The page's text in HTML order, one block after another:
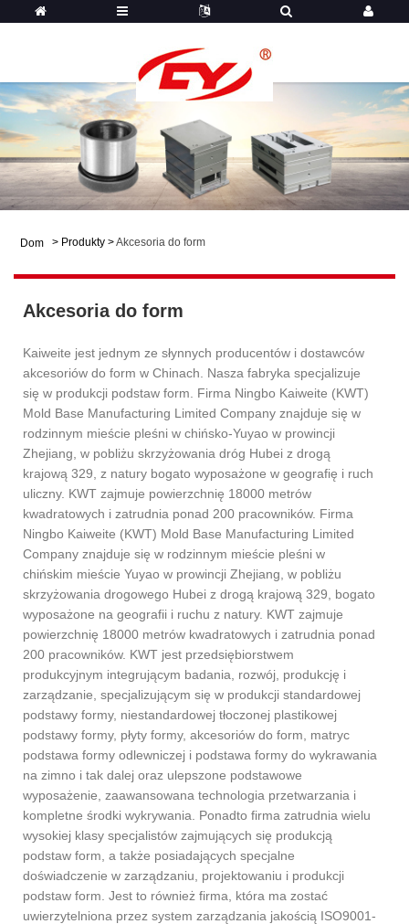
Dom > Produkty >Akcesoria do form
Akcesoria do form
Kaiweite jest jednym ze słynnych producentów i dostawców
akcesoriów do form w Chinach. Nasza fabryka specjalizuje
się w produkcji podstaw form. Firma Ningbo Kaiweite (KWT)
Mold Base Manufacturing Limited Company znajduje się w
rodzinnym mieście pleśni w chińsko-Yuyao w prowincji
Zhejiang, w pobliżu skrzyżowania dróg Hubei z drogą
krajową 329, z natury bogato wyposażone w geografię i ruch
uliczny. KWT zajmuje powierzchnię 18000 metrów
kwadratowych i zatrudnia ponad 200 pracowników. Firma
Ningbo Kaiweite (KWT) Mold Base Manufacturing Limited
Company znajduje się w rodzinnym mieście pleśni w
chińskim mieście Yuyao w prowincji Zhejiang, w pobliżu
skrzyżowania drogowego Hubei z drogą krajową 329, bogato
wyposażone na geografii i ruchu z natury. KWT zajmuje
powierzchnię 18000 metrów kwadratowych i zatrudnia ponad
200 pracowników. KWT jest przedsiębiorstwem
produkcyjnym integrującym badania, rozwój, produkcję i
zarządzanie, specjalizującym się w produkcji standardowej
podstawy formy, niestandardowej tłoczonej plastikowej
podstawy formy, płyty formy, akcesoriów do form, matryc
podstawa formy odlewniczej i podstawa formy do wykrawania
na zimno i tak dalej oraz ulepszone podstawowe
wyposażenie, zaawansowana technologia przetwarzania i
kompletne środki wykrywania. Ponadto firma zatrudnia wielu
wysokiej klasy specjalistów zajmujących się produkcją
podstaw form, a także posiadających specjalne
doświadczenie w zarządzaniu, projektowaniu i produkcji
podstaw form. Jest to również firma, która ma zostać
uwierzytelniona przez system zarządzania jakością ISO9001-